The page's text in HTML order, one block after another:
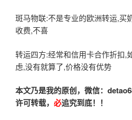
斑马物联:不是专业的欧洲转运,买
收费,不喜
转运四方:经常和信用卡合作折扣,
虑,没有就算了,价格没有优势
本文乃是我的原创，微信：
许可转载， 必追究到底！！